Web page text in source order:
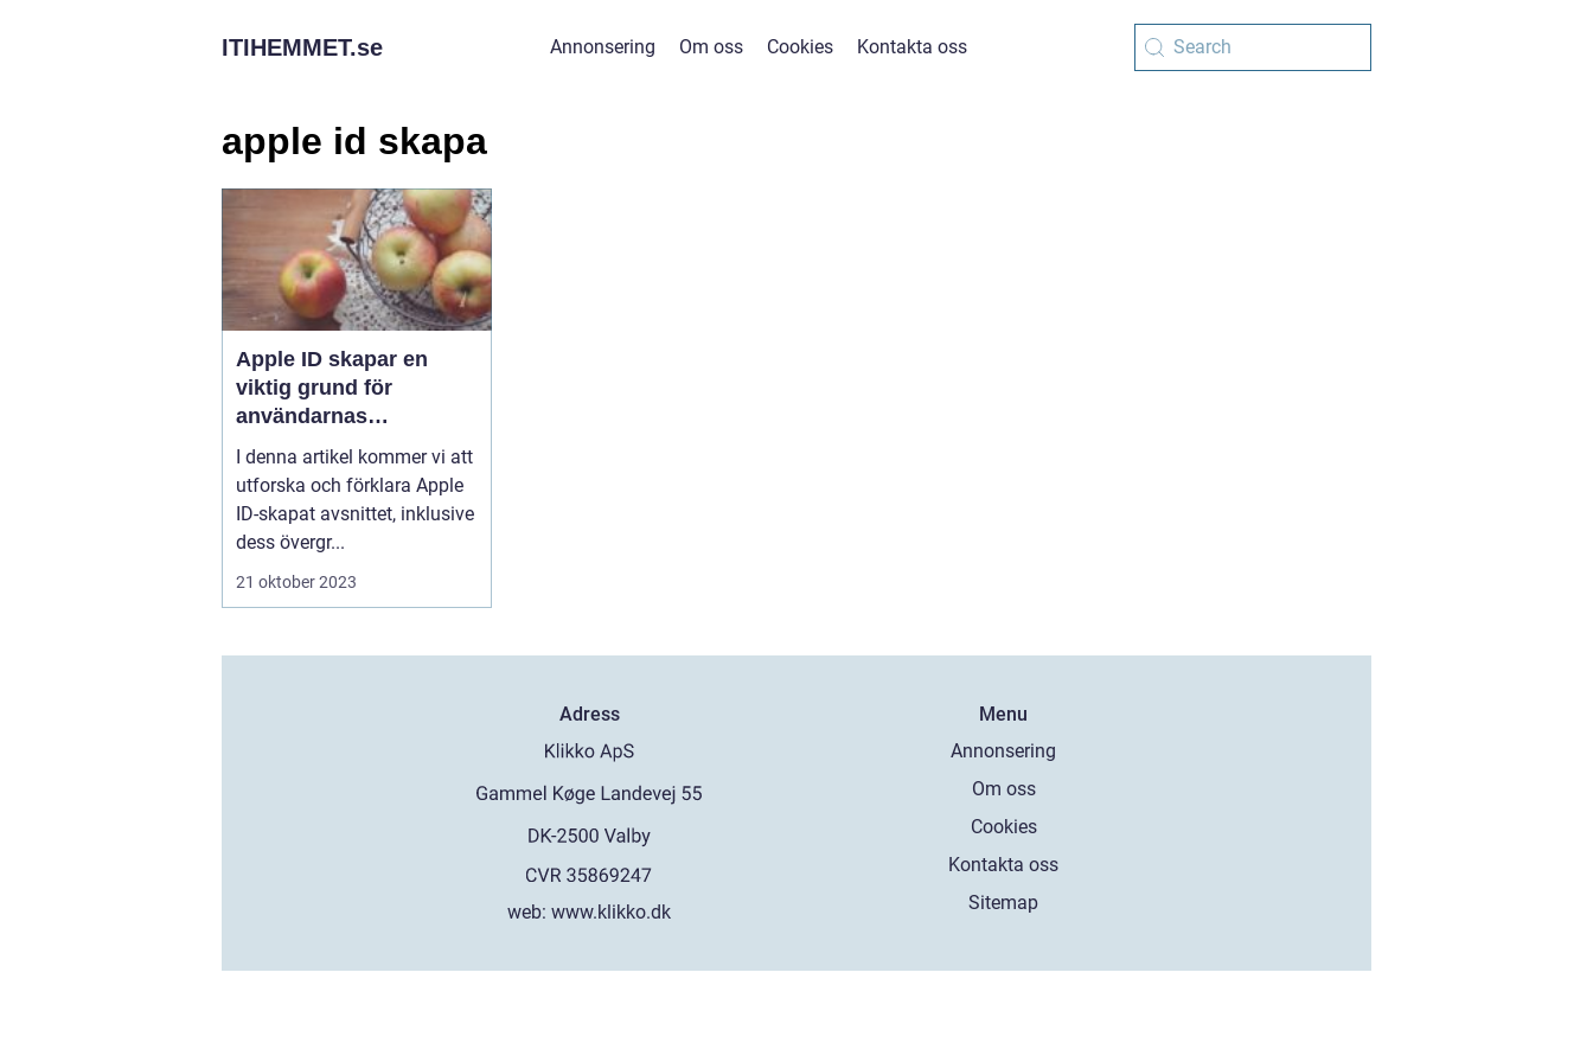
ITIHEMMET.se Annonsering Om oss Cookies Kontakta oss
apple id skapa
Apple ID skapar en
viktig grund för
användarnas
interaktion med Apple-
produkter och tjänster
I denna artikel kommer vi att
utforska och förklara Apple
ID-skapat avsnittet, inklusive
dess övergr...
21 oktober 2023
Adress
web:www.klikko.dk
Menu
Annonsering
Om oss
Cookies
Kontakta oss
Sitemap